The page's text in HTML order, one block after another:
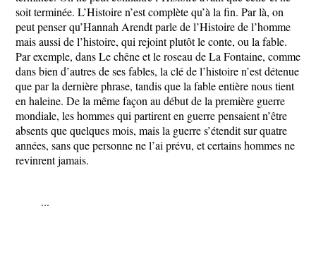
soit terminée. L’Histoire n’est complète qu’à la fin. Par là, on
peut penser qu’Hannah Arendt parle de l’Histoire de l’homme
mais aussi de l’histoire, qui rejoint plutôt le conte, ou la fable.
Par exemple, dans Le chêne et le roseau de La Fontaine, comme
dans bien d’autres de ses fables, la clé de l’histoire n’est détenue
que par la dernière phrase, tandis que la fable entière nous tient
en haleine. De la même façon au début de la première guerre
mondiale, les hommes qui partirent en guerre pensaient n’être
absents que quelques mois, mais la guerre s’étendit sur quatre
années, sans que personne ne l’ai prévu, et certains hommes ne
revinrent jamais.
...